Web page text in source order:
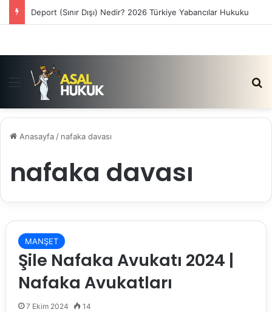
Deport (Sınır Dışı) Nedir? 2026 Türkiye Yabancılar Hukuku
Menü
Anasayfa / nafaka davası
nafaka davası
MANŞET
Şile Nafaka Avukatı 2024 |
Nafaka Avukatları
7 Ekim 2024 14